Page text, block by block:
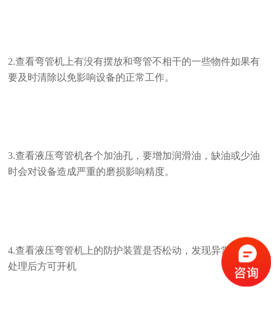
2.查看弯管机上有没有摆放和弯管不相干的一些物件如果有
要及时清除以免影响设备的正常工作。
3.查看液压弯管机各个加油孔，要增加润滑油，缺油或少油
时会对设备造成严重的磨损影响精度。
4.查看液压弯管机上的防护装置是否松动，发现异常情况应
处理后方可开机